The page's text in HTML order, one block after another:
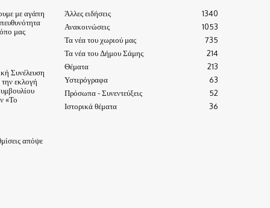
με αγάπη
μας
Συνέλευση
την εκλογή
«Το
απόψε
Άλλες ειδήσεις
1340
Ανακοινώσεις
1053
Τα νέα του χωριού μας
735
Τα νέα του Δήμου Σάμης
214
Θέματα
213
Υστερόγραφα
63
Πρόσωπα - Συνεντεύξεις
52
Ιστορικά θέματα
36